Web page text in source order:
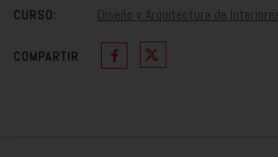
CURSO: Diseño y Arquitectura de
COMPARTIR